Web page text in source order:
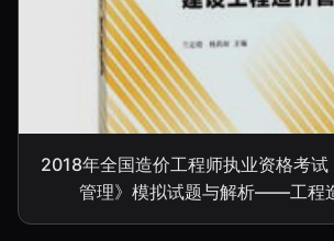
2018年全国造价工程师执业资格考试
管理》模拟试题与解析——工程